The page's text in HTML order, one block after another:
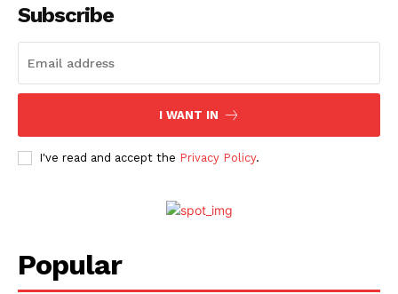
Subscribe
I WANT IN
I've read and accept the Privacy Policy.
Popular